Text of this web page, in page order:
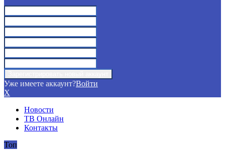
Уже имеете аккаунт?Войти
X
Новости
ТВ Онлайн
Контакты
Топ